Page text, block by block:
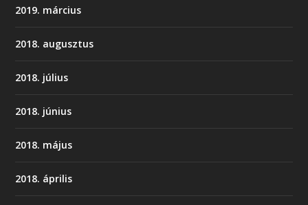
2019. március
2018. augusztus
2018. július
2018. június
2018. május
2018. április